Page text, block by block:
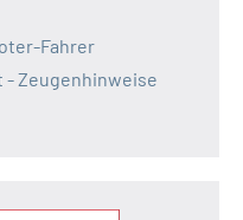
Fahrer
Zeugenhinweise